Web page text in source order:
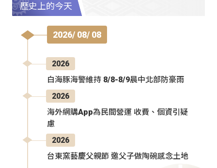
歷史上的今天
2026/ 08/ 08
2026
白海豚海警維持 8/8-8/9晨中北部防豪雨
2026
海外網購App為民間營運 收費、個資引疑
慮
2026
台東窯藝慶父親節 邀父子做陶碗感念土地